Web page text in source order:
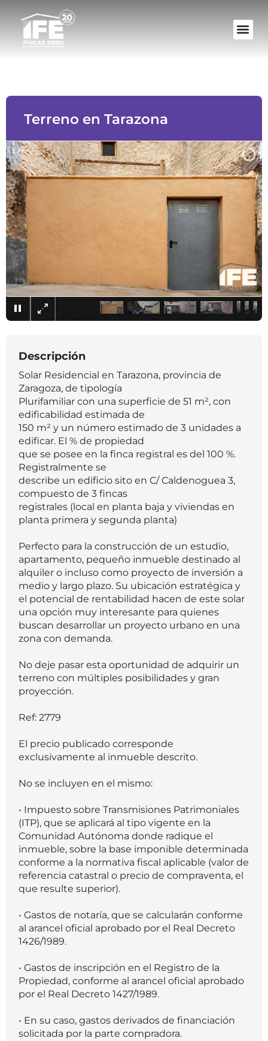
Terreno en Tarazona
×
1/7
Descripción
Solar Residencial en Tarazona, provincia de
Zaragoza, de tipología
Plurifamiliar con una superficie de 51 m², con
edificabilidad estimada de
150 m² y un número estimado de 3 unidades a
edificar. El % de propiedad
que se posee en la finca registral es del 100 %.
Registralmente se
describe un edificio sito en C/ Caldenoguea 3,
compuesto de 3 fincas
registrales (local en planta baja y viviendas en
planta primera y segunda planta)
Perfecto para la construcción de un estudio,
apartamento, pequeño inmueble destinado al
alquiler o incluso como proyecto de inversión a
medio y largo plazo. Su ubicación estratégica y
el potencial de rentabilidad hacen de este solar
una opción muy interesante para quienes
buscan desarrollar un proyecto urbano en una
zona con demanda.
No deje pasar esta oportunidad de adquirir un
terreno con múltiples posibilidades y gran
proyección.
Ref: 2779
El precio publicado corresponde
exclusivamente al inmueble descrito.
No se incluyen en el mismo:
• Impuesto sobre Transmisiones Patrimoniales
(ITP), que se aplicará al tipo vigente en la
Comunidad Autónoma donde radique el
inmueble, sobre la base imponible determinada
conforme a la normativa fiscal aplicable (valor de
referencia catastral o precio de compraventa, el
que resulte superior).
• Gastos de notaría, que se calcularán conforme
al arancel oficial aprobado por el Real Decreto
1426/1989.
• Gastos de inscripción en el Registro de la
Propiedad, conforme al arancel oficial aprobado
por el Real Decreto 1427/1989.
• En su caso, gastos derivados de financiación
solicitada por la parte compradora.